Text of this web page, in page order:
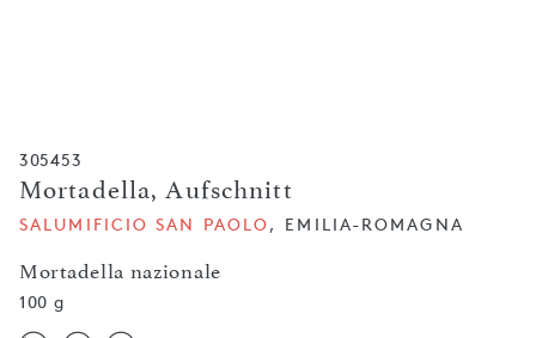
305453
Mortadella, Aufschnitt
Mortadella nazionale
SALUMIFICIO SAN PAOLO, EMILIA-ROMAGNA
100 g